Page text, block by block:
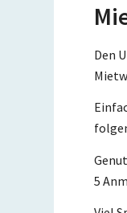
Den
5